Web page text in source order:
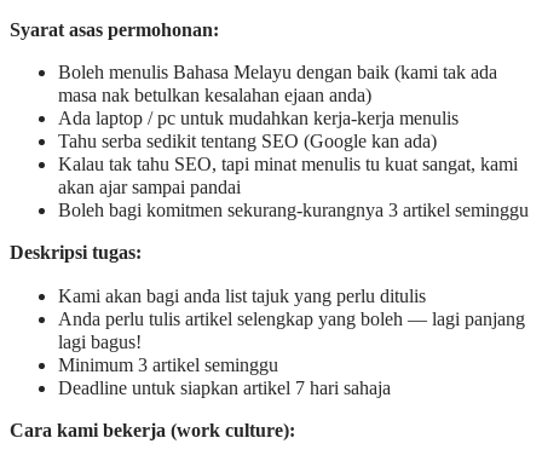
Syarat asas permohonan:
Boleh menulis Bahasa Melayu dengan baik (kami tak ada
masa nak betulkan kesalahan ejaan anda)
Ada laptop / pc untuk mudahkan kerja-kerja menulis
Tahu serba sedikit tentang SEO (Google kan ada)
Kalau tak tahu SEO, tapi minat menulis tu kuat sangat, kami
akan ajar sampai pandai
Boleh bagi komitmen sekurang-kurangnya 3 artikel seminggu
Deskripsi tugas:
Kami akan bagi anda list tajuk yang perlu ditulis
Anda perlu tulis artikel selengkap yang boleh — lagi panjang
lagi bagus!
Minimum 3 artikel seminggu
Deadline untuk siapkan artikel 7 hari sahaja
Cara kami bekerja (work culture):